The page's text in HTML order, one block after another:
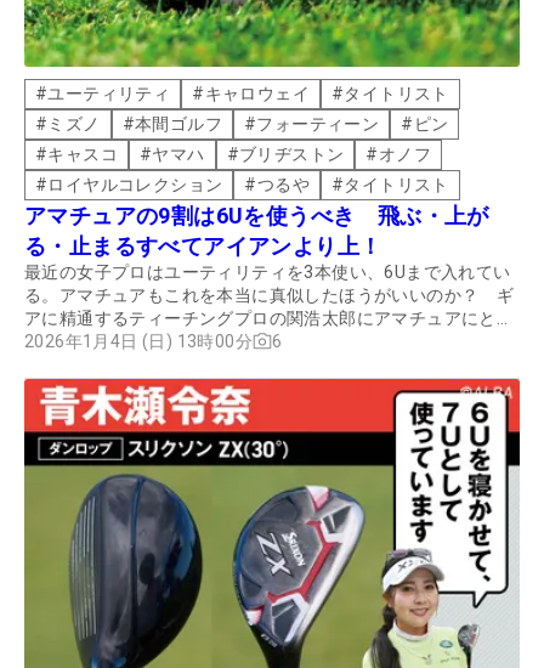
#ユーティリティ #キャロウェイ #タイトリスト
# ミズノ #本間ゴルフ #フォーティーン # ピン
#キャスコ #ヤマハ #ブリヂストン #オノフ
#ロイヤルコレクション #つるや #タイトリスト
アマチュアの9割は6Uを使うべき 飛ぶ・上が
る・止まるすべてアイアンより上！
最近の女子プロはユーティリティを3本使い、6Uまで入れてい
る。アマチュアもこれを本当に真似したほうがいいのか？ ギ
アに精通するティーチングプロの関浩太郎にアマチュアにとっ
ての6Uのメリットを聞いた。
2026年1月4日 (日) 13時00分 6